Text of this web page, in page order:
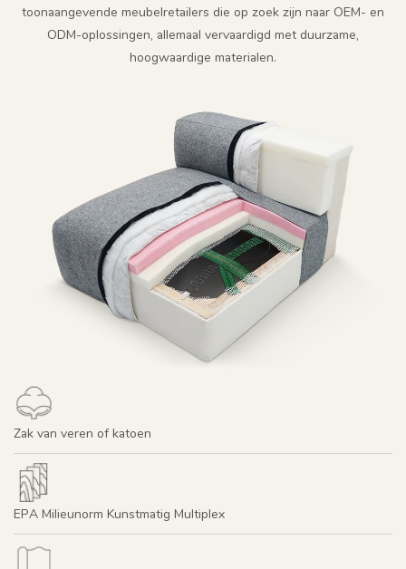
toonaangevende meubelretailers die op zoek zijn naar OEM- en
ODM-oplossingen, allemaal vervaardigd met duurzame,
hoogwaardige materialen.
Zak van veren of katoen
EPA Milieunorm Kunstmatig Multiplex